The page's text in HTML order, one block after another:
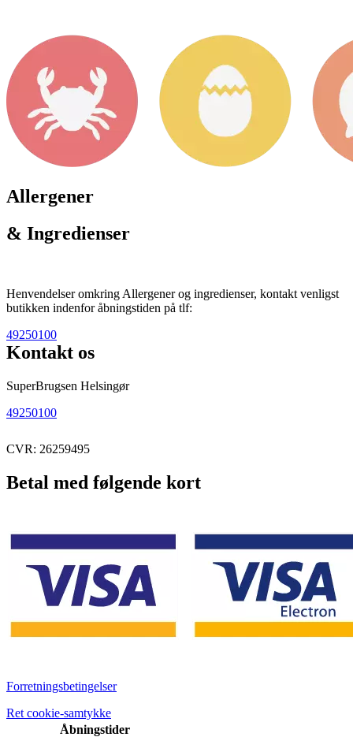
Allergener
& Ingredienser
Henvendelser omkring Allergener og ingredienser, kontakt venligst
butikken indenfor åbningstiden på tlf:
49250100
Kontakt os
SuperBrugsen Helsingør
49250100
CVR: 26259495
Betal med følgende kort
Forretningsbetingelser
Ret cookie-samtykke
Åbningstider